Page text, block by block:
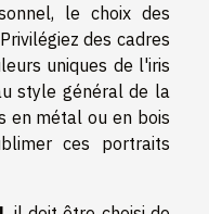
le choix des
des cadres
uniques de l'iris
style général de la
en métal ou en bois
ces portraits